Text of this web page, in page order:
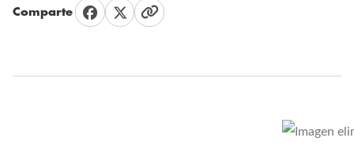
Comparte